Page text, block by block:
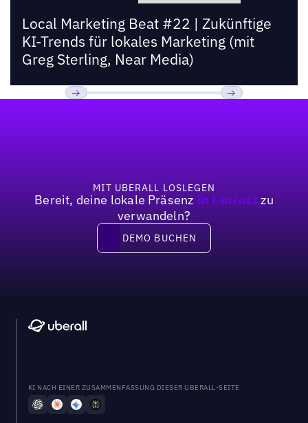
Local Marketing Beat #22 | Zukünftige
KI-Trends für lokales Marketing (mit
Greg Sterling, Near Media)
MIT UBERALL LOSLEGEN
Bereit, deine lokale Präsenz in Umsatzzu
verwandeln?
DEMO BUCHEN
DEMO BUCHEN
KI NACH EINER ZUSAMMENFASSUNG DIESER UBERALL-SEITE